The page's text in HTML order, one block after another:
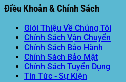
Điều Khoản & Chính Sách
Giới Thiệu Về Chúng Tôi
Chính Sách Vận Chuyển
Chính Sách Bảo Hành
Chính Sách Bảo Mật
Chính Sách Tuyển Dụng
Tin Tức - Sự Kiện